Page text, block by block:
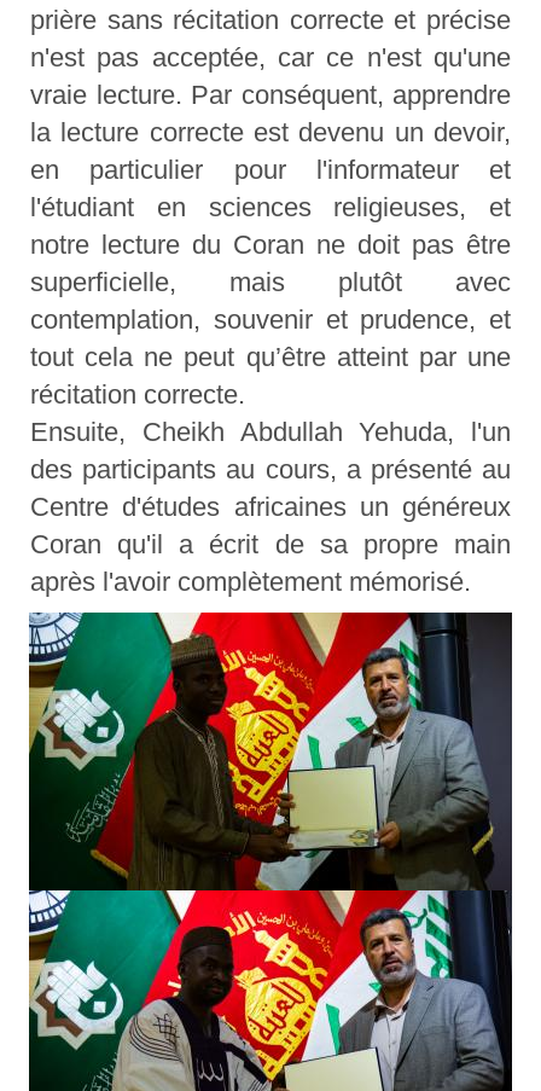
prière sans récitation correcte et précise
n'est pas acceptée, car ce n'est qu'une
vraie lecture. Par conséquent, apprendre
la lecture correcte est devenu un devoir,
en particulier pour l'informateur et
l'étudiant en sciences religieuses, et
notre lecture du Coran ne doit pas être
superficielle, mais plutôt avec
contemplation, souvenir et prudence, et
tout cela ne peut qu’être atteint par une
récitation correcte.
Ensuite, Cheikh Abdullah Yehuda, l'un
des participants au cours, a présenté au
Centre d'études africaines un généreux
Coran qu'il a écrit de sa propre main
après l'avoir complètement mémorisé.